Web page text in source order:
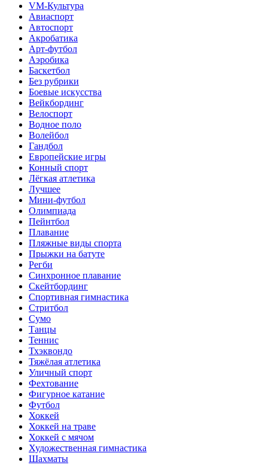
VM-Культура
Авиаспорт
Автоспорт
Акробатика
Арт-футбол
Аэробика
Баскетбол
Без рубрики
Боевые искусства
Вейкбординг
Велоспорт
Водное поло
Волейбол
Гандбол
Европейские игры
Конный спорт
Лёгкая атлетика
Лучшее
Мини-футбол
Олимпиада
Пейнтбол
Плавание
Пляжные виды спорта
Прыжки на батуте
Регби
Синхронное плавание
Скейтбординг
Спортивная гимнастика
Стритбол
Сумо
Танцы
Теннис
Тхэквондо
Тяжёлая атлетика
Уличный спорт
Фехтование
Фигурное катание
Футбол
Хоккей
Хоккей на траве
Хоккей с мячом
Художественная гимнастика
Шахматы